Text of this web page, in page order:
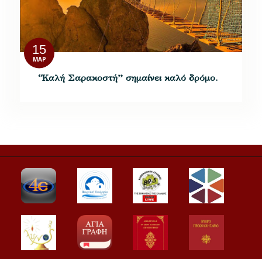
15
ΜΑΡ
“Καλή Σαρακοστή” σημαίνει καλό δρόμο.